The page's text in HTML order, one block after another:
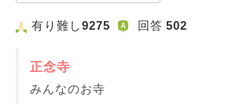
有り難し9275 回答 502
正念寺
みんなのお寺